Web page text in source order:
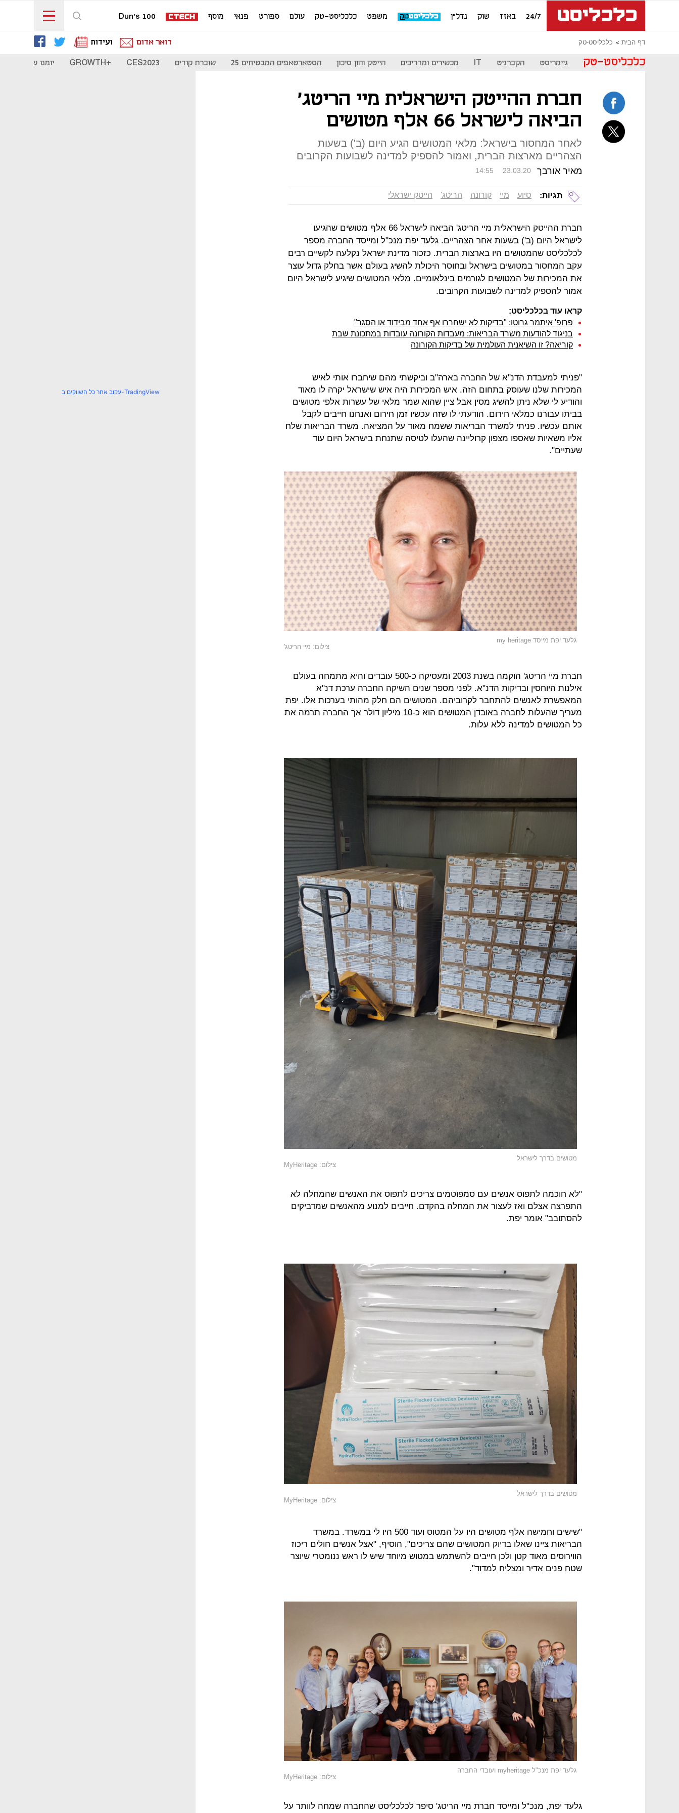
24/7 באזז שוק נדל"ן משפט כלכליסט-טק עולם ספורט פנאי מוסף Dun's 100
דף הבית כלכליסט-טק דואר אדום ועידות
כלכליסט-טק גיימריסט הקברניט IT מכשירים ומדריכים הייטק והון סיכון הסטארטאפים המבטיחים 25 שוברת קודים CES2023
+GROWTH יומנו של
חברת ההייטק הישראלית מיי הריטג'
הביאה לישראל 66 אלף מטושים
לאחר המחסור בישראל: מלאי המטושים הגיע היום (ב') בשעות
הצהריים מארצות הברית, ואמור להספיק למדינה לשבועות הקרובים
מאיר אורבך 14:55 23.03.20
תגיות: סיוע מיי קורונה הריטג' הייטק ישראלי
חברת ההייטק הישראלית מיי הריטג' הביאה לישראל 66 אלף מטושים שהגיעו
לישראל היום (ב') בשעות אחר הצהריים. גלעד יפת מנכ"ל ומייסד החברה מספר
לכלכליסט שהמטושים היו בארצות הברית. כזכור מדינת ישראל נקלעה לקשיים רבים
עקב המחסור במטושים בישראל ובחוסר היכולת להשיג בעולם אשר בחלק גדול עוצר
את המכירות של המטושים לגורמים בינלאומיים. מלאי המטושים שיגיע לישראל היום
אמור להספיק למדינה לשבועות הקרובים.
קראו עוד בכלכליסט:
פרופ' איתמר גרוטו: "בדיקות לא ישחררו אף אחד מבידוד או הסגר"
בניגוד להודעות משרד הבריאות: מעבדות הקורונה עובדות במתכונת שבת
קוריאה? זו השיאנית העולמית של בדיקות הקורונה
"פניתי למעבדת הדנ"א של החברה בארה"ב וביקשתי מהם שיחברו אותי לאיש
המכירות שלנו שעוסק בתחום הזה. איש המכירות היה איש שישראל יקרה לו מאוד
והודיע לי שלא ניתן להשיג מסין אבל ציין שהוא שמר מלאי של עשרות אלפי מטושים
בביתו עבורנו כמלאי חירום. הודעתי לו שזה עכשיו זמן חירום ואנחנו חייבים לקבל
אותם עכשיו. פניתי למשרד הבריאות ששמח מאוד על המציאה. משרד הבריאות שלח
אליו משאיות שאספו מצפון קרוליינה שהעלו לטיסה שתנחת בישראל היום עוד
שעתיים".
גלעד יפת מייסד my heritage
צילום: מיי הריטג'
חברת מיי הריטג' הוקמה בשנת 2003 ומעסיקה כ-500 עובדים והיא מתמחה בעולם
אילנות היוחסין ובדיקות הדנ"א. לפני מספר שנים השיקה החברה ערכת דנ"א
המאפשרת לאנשים להתחבר לקרוביהם. המטושים הם חלק מהותי בערכות אלו. יפת
מעריך שהעלות לחברה באובדן המטושים הוא כ-10 מיליון דולר אך החברה תרמה את
כל המטושים למדינה ללא עלות.
מטושים בדרך לישראל
צילום: MyHeritage
"לא חוכמה לתפוס אנשים עם סמפוטמים צריכים לתפוס את האנשים שהמחלה לא
התפרצה אצלם ואז לעצור את המחלה בהקדם. חייבים למנוע מהאנשים שמדביקים
להסתובב" אומר יפת.
מטושים בדרך לישראל
צילום: MyHeritage
"שישים וחמישה אלף מטושים היו על המטוס ועוד 500 היו לי במשרד. במשרד
הבריאות ציינו שאלו בדיוק המטושים שהם צריכים", הוסיף, "אצל אנשים חולים ריכוז
הווירוסים מאוד קטן ולכן חייבים להשתמש במטוש מיוחד שיש לו ראש ננומטרי שיוצר
שטח פנים אדיר ומצליח למדוד".
גלעד יפת מנכ"ל myheritage ועובדי החברה
צילום: MyHeritage
גלעד יפת, מנכ"ל ומייסד חברת מיי הריטג' סיפר לכלכליסט שהחברה שמחה לוותר על
עקוב אחר כל השווקים ב-TradingView